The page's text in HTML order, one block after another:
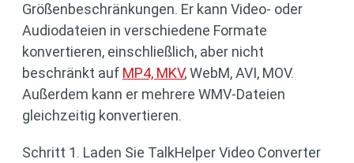
Größenbeschränkungen. Er kann Video- oder
Audiodateien in verschiedene Formate
konvertieren, einschließlich, aber nicht
beschränkt auf MP4, MKV, WebM, AVI, MOV.
Außerdem kann er mehrere WMV-Dateien
gleichzeitig konvertieren.
Schritt 1. Laden Sie TalkHelper Video Converter